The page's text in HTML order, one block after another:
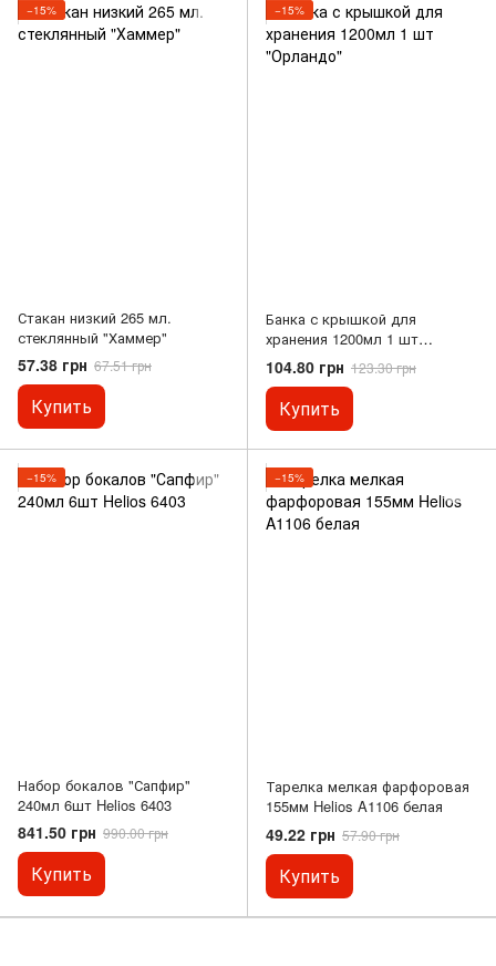
−15%
Стакан низкий 265 мл.
стеклянный "Хаммер"
57.38 грн 67.51 грн
Купить
−15%
Банка с крышкой для
хранения 1200мл 1 шт
"Орландо"
104.80 грн 123.30 грн
Купить
−15%
Набор бокалов "Сапфир"
240мл 6шт Helios 6403
841.50 грн 990.00 грн
Купить
−15%
Тарелка мелкая фарфоровая
155мм Helios A1106 белая
49.22 грн 57.90 грн
Купить